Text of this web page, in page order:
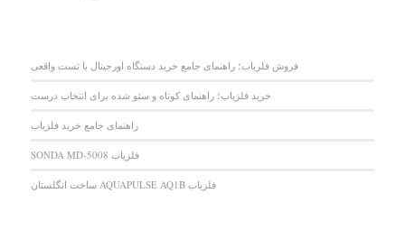
فروش فلزیاب؛ راهنمای جامع خرید دستگاه اورجینال با تست واقعی
خرید فلزیاب؛ راهنمای کوتاه و سئو شده برای انتخاب درست
راهنمای جامع خرید فلزیاب
فلزیاب SONDA MD-5008
فلزیاب AQUAPULSE AQ1B ساخت انگلستان